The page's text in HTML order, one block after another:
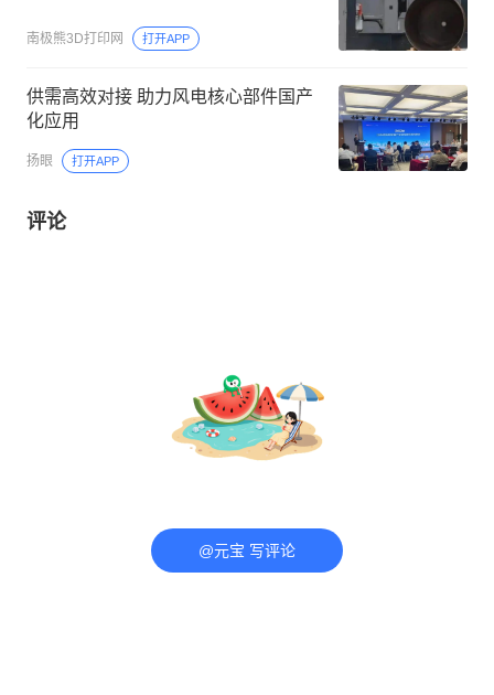
南极熊3D打印网 打开APP
供需高效对接 助力风电核心部件国产
化应用
扬眼 打开APP
评论
@元宝 写评论